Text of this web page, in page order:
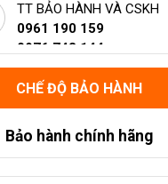
TT BẢO HÀNH VÀ CSKH
0961 190 159
0976 743 144
HỖ TRỢ LẮP ĐẶT (HÀ NỘI)
0961 190 159
0976 743 144
CHẾ ĐỘ BẢO HÀNH
Bảo hành chính hãng